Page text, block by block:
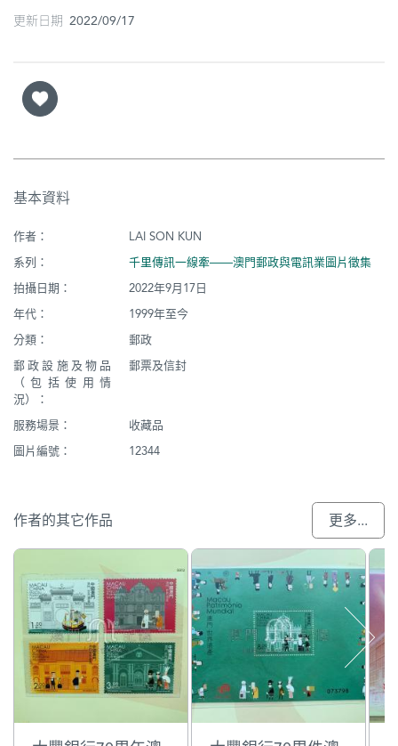
更新日期 2022/09/17
基本資料
作者：
LAI SON KUN
系列：
千里傳訊一線牽——澳門郵政與電訊業圖片徵集
拍攝日期：
2022年9月17日
年代：
1999年至今
分類：
郵政
郵政設施及物品
（包括使用情
況）：
郵票及信封
服務場景：
收藏品
圖片編號：
12344
作者的其它作品 更多...